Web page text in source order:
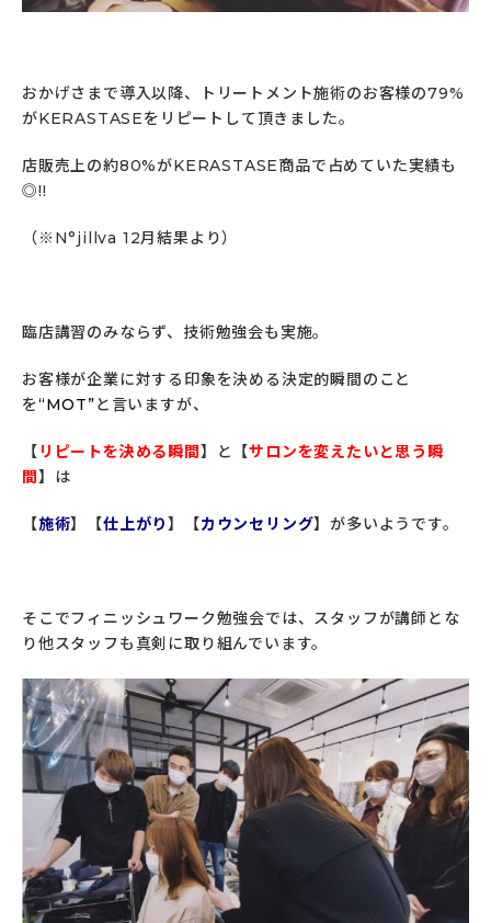
おかげさまで導入以降、トリートメント施術のお客様の79%
がKERASTASEをリピートして頂きました。
店販売上の約80%がKERASTASE商品で占めていた実績も
◎!!
（※N°jillva 12月結果より）
臨店講習のみならず、技術勉強会も実施。
お客様が企業に対する印象を決める決定的瞬間のこと
を“MOT”と言いますが、
【 リピートを決める瞬間】 と 【サロンを変えたいと思う瞬
間】 は
【施術】【仕上がり】【カウンセリング】が多いようです。
そこでフィニッシュワーク勉強会では、スタッフが講師とな
り他スタッフも真剣に取り組んでいます。